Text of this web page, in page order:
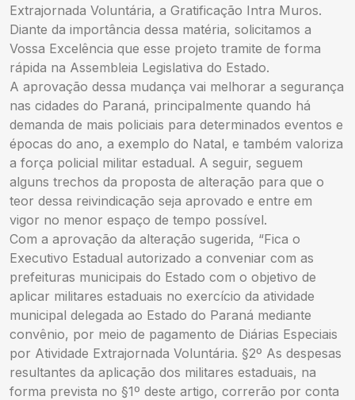
Extrajornada Voluntária, a Gratificação Intra Muros.
Diante da importância dessa matéria, solicitamos a
Vossa Excelência que esse projeto tramite de forma
rápida na Assembleia Legislativa do Estado.
A aprovação dessa mudança vai melhorar a segurança
nas cidades do Paraná, principalmente quando há
demanda de mais policiais para determinados eventos e
épocas do ano, a exemplo do Natal, e também valoriza
a força policial militar estadual. A seguir, seguem
alguns trechos da proposta de alteração para que o
teor dessa reivindicação seja aprovado e entre em
vigor no menor espaço de tempo possível.
Com a aprovação da alteração sugerida, “Fica o
Executivo Estadual autorizado a conveniar com as
prefeituras municipais do Estado com o objetivo de
aplicar militares estaduais no exercício da atividade
municipal delegada ao Estado do Paraná mediante
convênio, por meio de pagamento de Diárias Especiais
por Atividade Extrajornada Voluntária. §2º As despesas
resultantes da aplicação dos militares estaduais, na
forma prevista no §1º deste artigo, correrão por conta